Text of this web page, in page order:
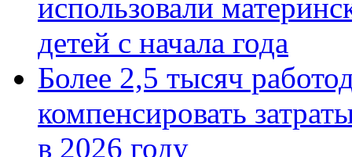
использовали
детей с начала года
Более 2,5 тысяч
компенсировать
в 2026 году